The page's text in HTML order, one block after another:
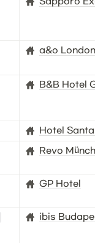
a&o
B&B Hotel
Hotel
Revo
GP Hotel
ibis